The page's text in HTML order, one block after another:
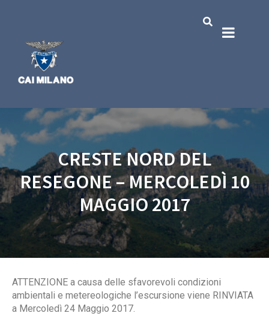
CRESTE NORD DEL
RESEGONE – MERCOLEDÌ 10
MAGGIO 2017
ATTENZIONE a causa delle sfavorevoli condizioni
ambientali e metereologiche l’escursione viene RINVIATA
a Mercoledì 24 Maggio 2017.